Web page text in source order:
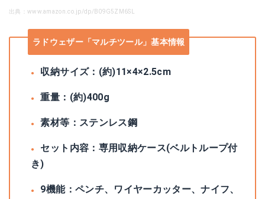
出典：www.amazon.co.jp/dp/B09G5ZM6SL
ラドウェザー「マルチツール」基本情報
収納サイズ：(約)11×4×2.5cm
重量：(約)400g
素材等：‎ステンレス鋼
セット内容：専用収納ケース(ベルトループ付
き)
9機能：ペンチ、ワイヤーカッター、ナイフ、